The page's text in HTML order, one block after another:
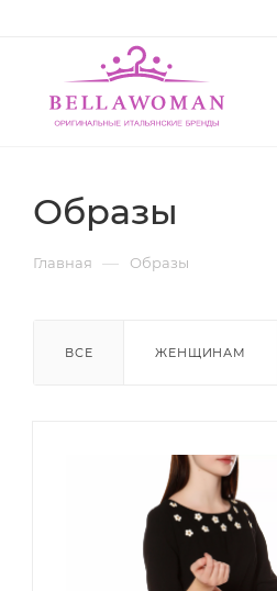
Образы
Главная — Образы
ВСЕ ЖЕНЩИНАМ